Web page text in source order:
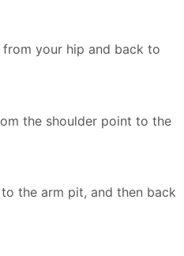
your hip and back to
the shoulder point to the
the arm pit, and then back